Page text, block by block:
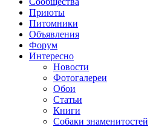
Приюты
Питомники
Объявления
Форум
Интересно
Новости
Фотогалереи
Обои
Статьи
Книги
Собаки знаменитостей